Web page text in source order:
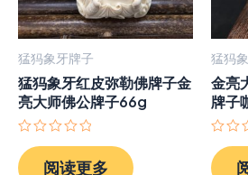
猛犸象牙牌子
猛犸象牙红皮弥勒佛牌子金
亮大师佛公牌子66g
分
0
阅读更多
猛犸
金亮
牌子
分
0